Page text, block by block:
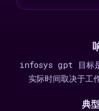
infosys gpt 目标是
实际时间取决于工
典